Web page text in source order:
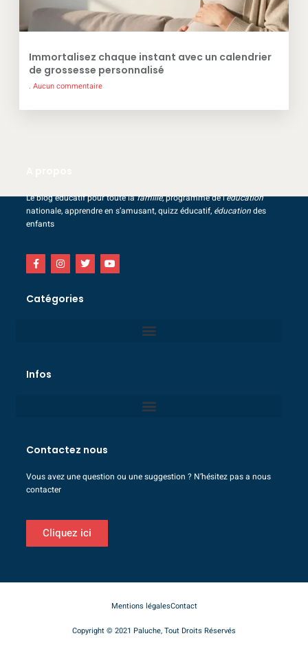
Immortalisez chaque instant avec un calendrier
de grossesse personnalisé
Aucun commentaire
Le blog éducatif pour toute lafamille, programme de l’éducation
nationale, apprendre en s’amusant, quizz éducatif, éducationdes
enfants
Catégories
Infos
Contactez nous
Vous avez une question ou une suggestion ? N’hésitez pas a nous
contacter
Cliquez ici
Mentions légalesContact
Copyright © 2021 Paluche, Tout Droits Réservés